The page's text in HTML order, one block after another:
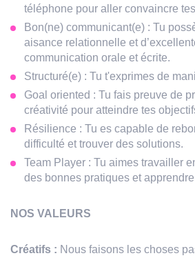
téléphone pour aller convaincre
Bon(ne) communicant(e) : Tu
aisance relationnelle et
communication orale et écrite.
Structuré(e) : Tu t'exprimes de
Goal oriented : Tu fais preuve de
créativité pour atteindre tes
Résilience : Tu es capable de
difficulté et trouver des solutions.
Team Player : Tu aimes travailler
des bonnes pratiques et
NOS VALEURS
Créatifs : Nous faisons les choses